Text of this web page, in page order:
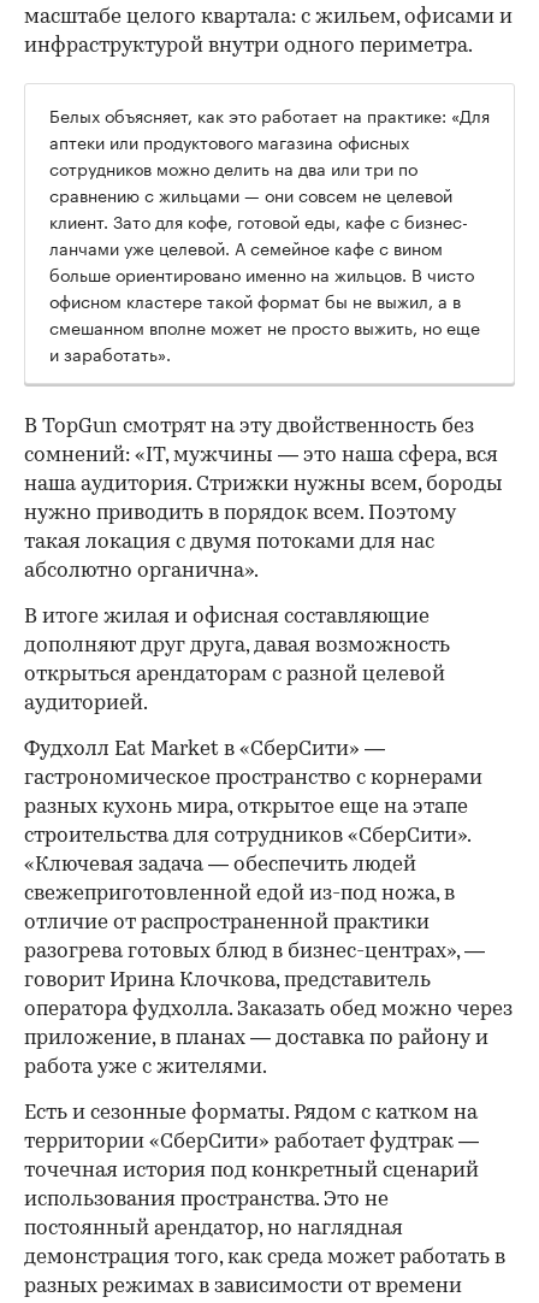
масштабе целого квартала: с жильем, офисами и
инфраструктурой внутри одного периметра.
Белых объясняет, как это работает на практике: «Для
аптеки или продуктового магазина офисных
сотрудников можно делить на два или три по
сравнению с жильцами — они совсем не целевой
клиент. Зато для кофе, готовой еды, кафе с бизнес-
ланчами уже целевой. А семейное кафе с вином
больше ориентировано именно на жильцов. В чисто
офисном кластере такой формат бы не выжил, а в
смешанном вполне может не просто выжить, но еще
и заработать».
В TopGun смотрят на эту двойственность без
сомнений: «IT, мужчины — это наша сфера, вся
наша аудитория. Стрижки нужны всем, бороды
нужно приводить в порядок всем. Поэтому
такая локация с двумя потоками для нас
абсолютно органична».
В итоге жилая и офисная составляющие
дополняют друг друга, давая возможность
открыться арендаторам с разной целевой
аудиторией.
Фудхолл Eat Market в «СберСити» —
гастрономическое пространство с корнерами
разных кухонь мира, открытое еще на этапе
строительства для сотрудников «СберСити».
«Ключевая задача — обеспечить людей
свежеприготовленной едой из-под ножа, в
отличие от распространенной практики
разогрева готовых блюд в бизнес-центрах», —
говорит Ирина Клочкова, представитель
оператора фудхолла. Заказать обед можно через
приложение, в планах — доставка по району и
работа уже с жителями.
Есть и сезонные форматы. Рядом с катком на
территории «СберСити» работает фудтрак —
точечная история под конкретный сценарий
использования пространства. Это не
постоянный арендатор, но наглядная
демонстрация того, как среда может работать в
разных режимах в зависимости от времени